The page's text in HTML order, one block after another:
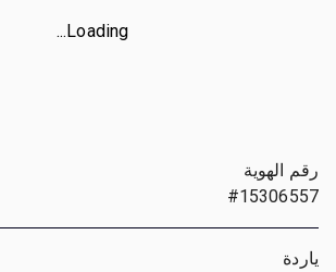
Loading...
رقم الهوية
#15306557
ياردة